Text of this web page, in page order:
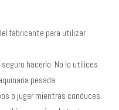
fabricante para utilizar
hacerlo. No lo utilices
pesada.
o jugar mientras conduces.